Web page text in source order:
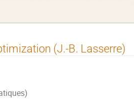
(J.-B. Lasserre)